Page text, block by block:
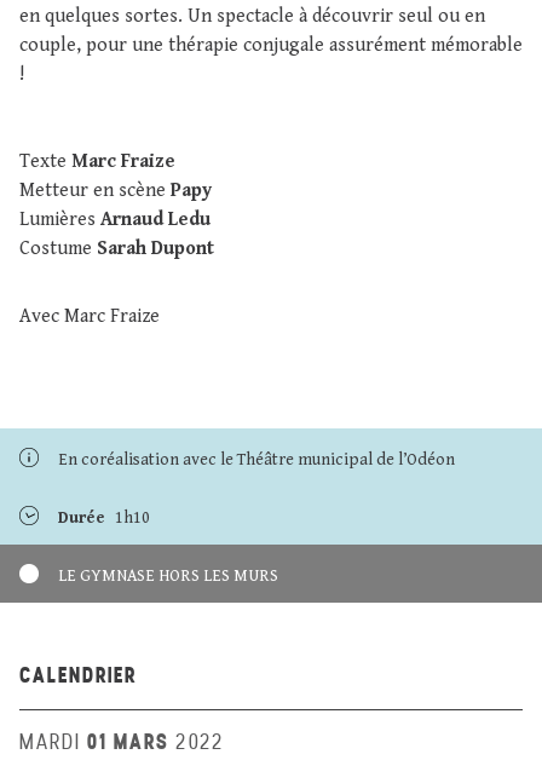
en quelques sortes. Un spectacle à découvrir seul ou en
couple, pour une thérapie conjugale assurément mémorable
!
Texte Marc Fraize
Metteur en scène Papy
Lumières Arnaud Ledu
Costume Sarah Dupont
Avec Marc Fraize
En coréalisation avec le Théâtre municipal de l’Odéon
Durée 1h10
LE GYMNASE HORS LES MURS
CALENDRIER
MARDI 01 MARS 2022